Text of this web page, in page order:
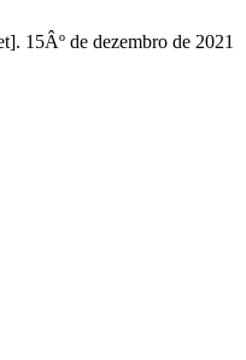
15Âº de dezembro de 2021